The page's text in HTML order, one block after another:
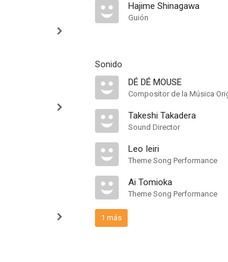
Hajime Shinagawa
Guión
Sonido
DÉ DÉ MOUSE
Compositor de la Música
Takeshi Takadera
Sound Director
Leo Ieiri
Theme Song Performance
Ai Tomioka
Theme Song Performance
1 más